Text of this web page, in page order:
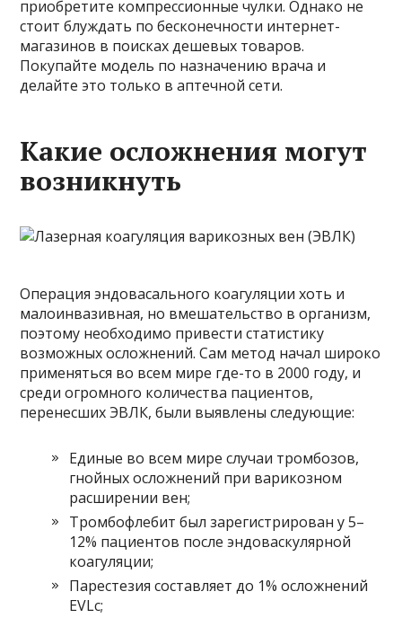
приобретите компрессионные чулки. Однако не
стоит блуждать по бесконечности интернет-
магазинов в поисках дешевых товаров.
Покупайте модель по назначению врача и
делайте это только в аптечной сети.
Какие осложнения могут
возникнуть
Операция эндовасального коагуляции хоть и
малоинвазивная, но вмешательство в организм,
поэтому необходимо привести статистику
возможных осложнений. Сам метод начал широко
применяться во всем мире где-то в 2000 году, и
среди огромного количества пациентов,
перенесших ЭВЛК, были выявлены следующие:
Единые во всем мире случаи тромбозов,
гнойных осложнений при варикозном
расширении вен;
Тромбофлебит был зарегистрирован у 5–
12% пациентов после эндоваскулярной
коагуляции;
Парестезия составляет до 1% осложнений
EVLc;